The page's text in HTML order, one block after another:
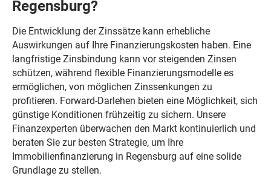
Regensburg?
Die Entwicklung der Zinssätze kann erhebliche
Auswirkungen auf Ihre Finanzierungskosten haben. Eine
langfristige Zinsbindung kann vor steigenden Zinsen
schützen, während flexible Finanzierungsmodelle es
ermöglichen, von möglichen Zinssenkungen zu
profitieren. Forward-Darlehen bieten eine Möglichkeit, sich
günstige Konditionen frühzeitig zu sichern. Unsere
Finanzexperten überwachen den Markt kontinuierlich und
beraten Sie zur besten Strategie, um Ihre
Immobilienfinanzierung in Regensburg auf eine solide
Grundlage zu stellen.